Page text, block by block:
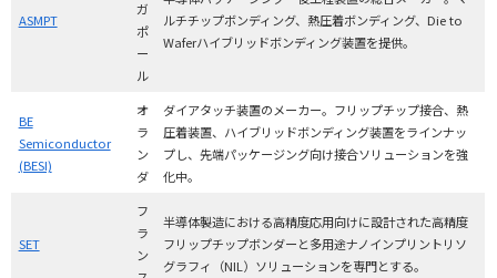
ASMPT
ガ
ポ
ー
ル
ルチチップボンディング、熱圧着ボンディング、Die to
Waferハイブリッドボンディング装置を提供。
BE
Semiconductor
(BESI)
オ
ラ
ン
ダ
ダイアタッチ装置のメーカー。フリップチップ接合、熱
圧着装置、ハイブリッドボンディング装置をラインナッ
プし、先端パッケージング向け接合ソリューションを強
化中。
SET
フ
ラ
ン
半導体製造における高精度応用向けに設計された高精度
フリップチップボンダーと多用途ナノインプリントリソ
グラフィ（NIL）ソリューションを専門とする。